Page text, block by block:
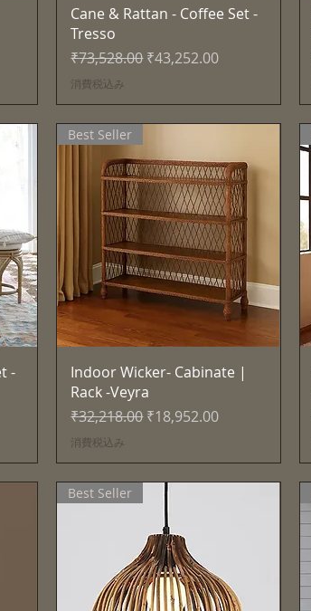
クイックビュー
Cane & Rattan - Coffee Set -
Tresso
通常価格
₹73,528.00 セール価格
₹43,252.00
消費税込み
-
クイックビュー
Best Seller
Indoor Wicker- Cabinate |
Rack -Veyra
通常価格
₹32,218.00 セール価格
₹18,952.00
消費税込み
Best Seller